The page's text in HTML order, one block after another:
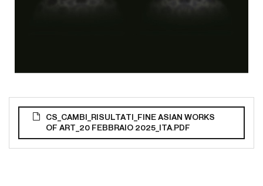
CS_CAMBI_RISULTATI_FINE ASIAN WORKS
OF ART_20 FEBBRAIO 2025_ITA.PDF